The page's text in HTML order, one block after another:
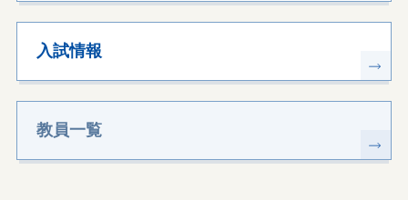
入試情報
教員一覧